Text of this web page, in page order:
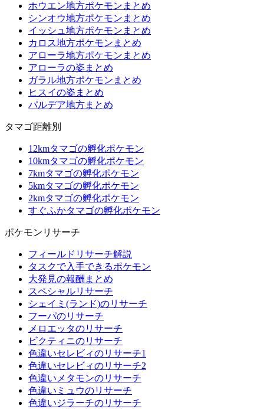
ホウエン地方ポケモンまとめ
シンオウ地方ポケモンまとめ
イッシュ地方ポケモンまとめ
カロス地方ポケモンまとめ
アローラ地方ポケモンまとめ
アローラの姿まとめ
ガラル地方ポケモンまとめ
ヒスイの姿まとめ
パルデア地方まとめ
タマゴ距離別
12kmタマゴの孵化ポケモン
10kmタマゴの孵化ポケモン
7kmタマゴの孵化ポケモン
5kmタマゴの孵化ポケモン
2kmタマゴの孵化ポケモン
すぐふかタマゴの孵化ポケモン
ポケモンリサーチ
フィールドリサーチ解説
タスクで入手できるポケモン
大発見の報酬まとめ
スペシャルリサーチ
シェイミ(ランド)のリサーチ
フーパのリサーチ
メロエッタのリサーチ
ビクティニのリサーチ
色違いセレビィのリサーチ1
色違いセレビィのリサーチ2
色違いメタモンのリサーチ
色違いミュウのリサーチ
色違いジラーチのリサーチ